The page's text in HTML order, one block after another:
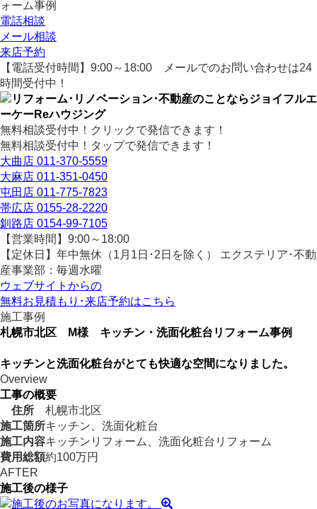
ォーム事例
電話相談
メール相談
来店予約
【電話受付時間】9:00～18:00
メールでのお問い合わせは24
時間受付中！
無料相談受付中！クリックで発信できます！
無料相談受付中！タップで発信できます！
大曲店 011-370-5559
大麻店 011-351-0450
屯田店 011-775-7823
帯広店 0155-28-2220
釧路店 0154-99-7105
【営業時間】9:00～18:00
【定休日】年中無休（1月1日･2日を除く） エクステリア･不動
産事業部：毎週水曜
ウェブサイトからの
無料お見積もり･来店予約はこちら
施工事例
札幌市北区 M様 キッチン・洗面化粧台リフォーム事例
キッチンと洗面化粧台がとても快適な空間になりました。
Overview
工事の概要
住所
札幌市北区
施工箇所キッチン、洗面化粧台
施工内容キッチンリフォーム、洗面化粧台リフォーム
費用総額約100万円
AFTER
施工後の様子